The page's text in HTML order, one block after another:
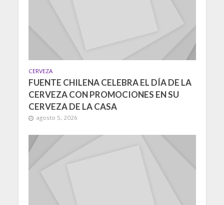
CERVEZA
FUENTE CHILENA CELEBRA EL DÍA DE LA
CERVEZA CON PROMOCIONES EN SU
CERVEZA DE LA CASA
agosto 5, 2026